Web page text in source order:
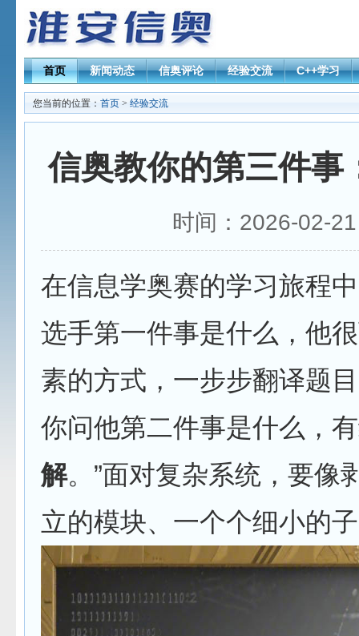
首页 新闻动态 信奥评论 经验交流 C++学习
您当前的位置： 首页 > 经验交流
信奥教你的第三件事
时间：2026-02-
在信息学奥赛的学习旅程
选手第一件事是什么，他
素的方式，一步步翻译题
你问他第二件事是什么，
解。”面对复杂系统，要像
立的模块、一个个细小的